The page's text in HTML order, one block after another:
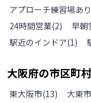
アプローチ練習場あり
24時間営業(2) 早朝
駅近のインドア(1)
大阪府の市区町
東大阪市(13) 大東市